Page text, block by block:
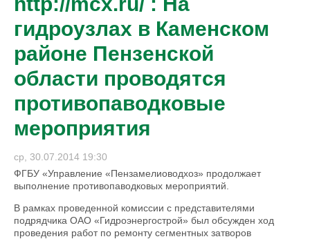
гидроузлах в Каменском
районе Пензенской
области проводятся
противопаводковые
мероприятия
ср, 30.07.2014 19:30
ФГБУ «Управление «Пензамелиоводхоз» продолжает
выполнение противопаводковых мероприятий.
В рамках проведенной комиссии с представителями
подрядчика ОАО «Гидроэнергострой» был обсужден ход
проведения работ по ремонту сегментных затворов